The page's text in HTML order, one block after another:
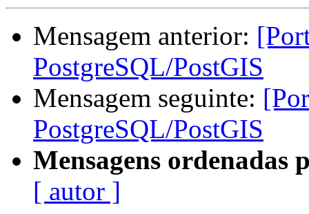
Mensagem anterior:
PostgreSQL/PostGIS
Mensagem seguinte:
PostgreSQL/PostGIS
Mensagens ordenadas
[ autor ]